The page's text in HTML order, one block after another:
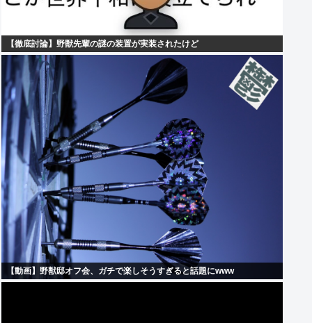
【徹底討論】野獣先輩の謎の装置が実装されたけど
【動画】野獣邸オフ会、ガチで楽しそうすぎると話題にwww